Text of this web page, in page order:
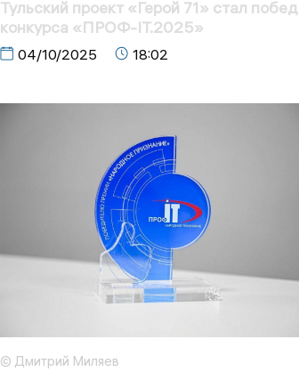
Тульский проект «Герой 71» стал
конкурса «ПРОФ-IT.2025»
04/10/2025 18:02
© Дмитрий Миляев